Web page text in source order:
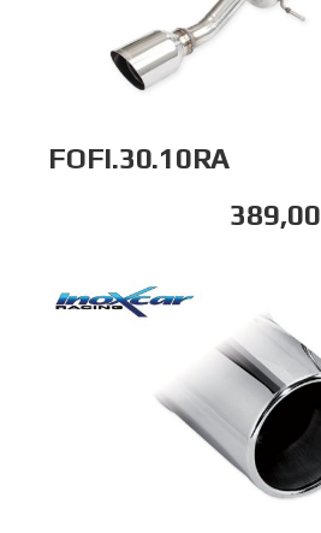
FOFI.30.10RA
389,00